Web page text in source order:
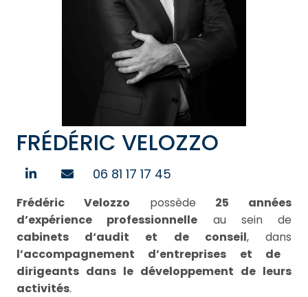
FRÉDÉRIC VELOZZO
06 81 17 17 45
Frédéric Velozzo possède 25 années
d’expérience professionnelle au sein de
cabinets d‘audit et de conseil, dans
l’accompagnement d’entreprises et de
dirigeants dans le développement de leurs
activités.